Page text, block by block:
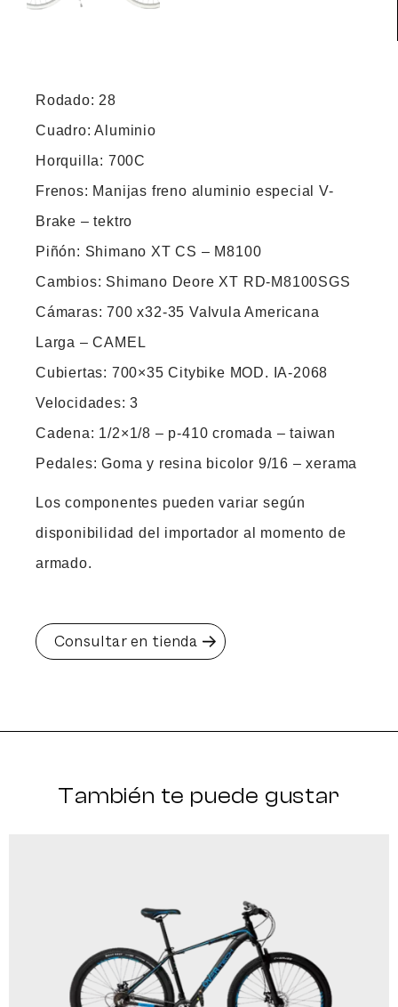
Rodado: 28
Cuadro: Aluminio
Horquilla: 700C
Frenos: Manijas freno aluminio especial V-
Brake – tektro
Piñón: Shimano XT CS – M8100
Cambios: Shimano Deore XT RD-M8100SGS
Cámaras: 700 x32-35 Valvula Americana
Larga – CAMEL
Cubiertas: 700×35 Citybike MOD. IA-2068
Velocidades: 3
Cadena: 1/2×1/8 – p-410 cromada – taiwan
Pedales: Goma y resina bicolor 9/16 – xerama
Los componentes pueden variar según
disponibilidad del importador al momento de
armado.
Consultar en tienda
También te puede gustar